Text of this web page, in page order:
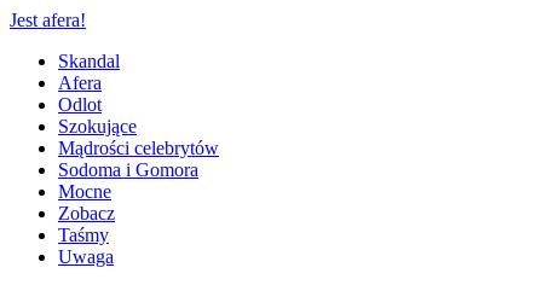
Jest afera!
Skandal
Afera
Odlot
Szokujące
Mądrości celebrytów
Sodoma i Gomora
Mocne
Zobacz
Taśmy
Uwaga